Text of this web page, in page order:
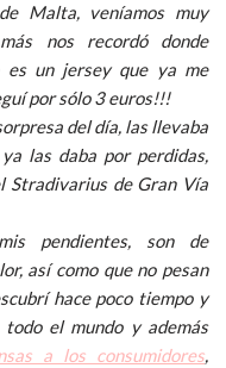
Malta, veníamos muy
nos recordó donde
es un jersey que ya me
por sólo 3 euros!!!
del día, las llevaba
las daba por perdidas,
Stradivarius de Gran Vía
pendientes, son de
así como que no pesan
hace poco tiempo y
el mundo y además
a los consumidores,